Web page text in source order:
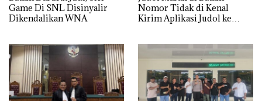
Game Di SNL Disinyalir
Dikendalikan WNA
Nomor Tidak di Kenal
Kirim Aplikasi Judol ke